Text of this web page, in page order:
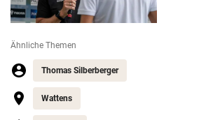
Ähnliche Themen
Thomas Silberberger
Wattens